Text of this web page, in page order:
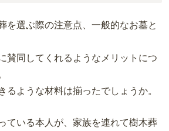
を選ぶ際の注意点、一般的なお墓と
賛同してくれるようなメリットにつ
るような材料は揃ったでしょうか。
ている本人が、家族を連れて樹木葬